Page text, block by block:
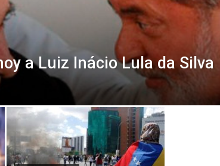
a Luiz Inácio Lula da Silva